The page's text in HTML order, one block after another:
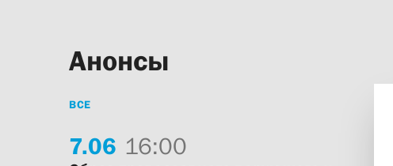
Анонсы
ВСЕ
7.06 16:00